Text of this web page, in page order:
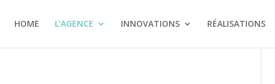
HOME L’AGENCE INNOVATIONS RÉALISATIONS